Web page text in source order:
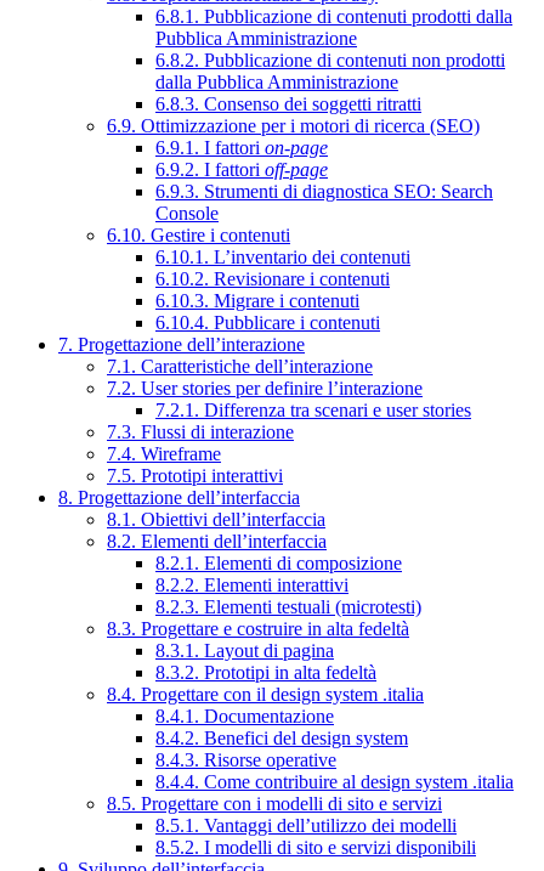
6.8.1. Pubblicazione di contenuti prodotti dalla
Pubblica Amministrazione
6.8.2. Pubblicazione di contenuti non prodotti
dalla Pubblica Amministrazione
6.8.3. Consenso dei soggetti ritratti
6.9. Ottimizzazione per i motori di ricerca (SEO)
6.9.1. I fattori on-page
6.9.2. I fattori off-page
6.9.3. Strumenti di diagnostica SEO: Search
Console
6.10. Gestire i contenuti
6.10.1. L’inventario dei contenuti
6.10.2. Revisionare i contenuti
6.10.3. Migrare i contenuti
6.10.4. Pubblicare i contenuti
7. Progettazione dell’interazione
7.1. Caratteristiche dell’interazione
7.2. User stories per definire l’interazione
7.2.1. Differenza tra scenari e user stories
7.3. Flussi di interazione
7.4. Wireframe
7.5. Prototipi interattivi
8. Progettazione dell’interfaccia
8.1. Obiettivi dell’interfaccia
8.2. Elementi dell’interfaccia
8.2.1. Elementi di composizione
8.2.2. Elementi interattivi
8.2.3. Elementi testuali (microtesti)
8.3. Progettare e costruire in alta fedeltà
8.3.1. Layout di pagina
8.3.2. Prototipi in alta fedeltà
8.4. Progettare con il design system .italia
8.4.1. Documentazione
8.4.2. Benefici del design system
8.4.3. Risorse operative
8.4.4. Come contribuire al design system .italia
8.5. Progettare con i modelli di sito e servizi
8.5.1. Vantaggi dell’utilizzo dei modelli
8.5.2. I modelli di sito e servizi disponibili